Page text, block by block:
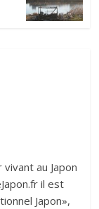
au Japon
il est
Japon»,